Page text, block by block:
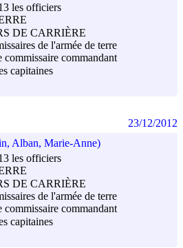
les officiers
DE CARRIÈRE
de l'armée de terre
commissaire commandant
capitaines
Alban, Marie-Anne)
les officiers
DE CARRIÈRE
de l'armée de terre
commissaire commandant
capitaines
23/12/2012